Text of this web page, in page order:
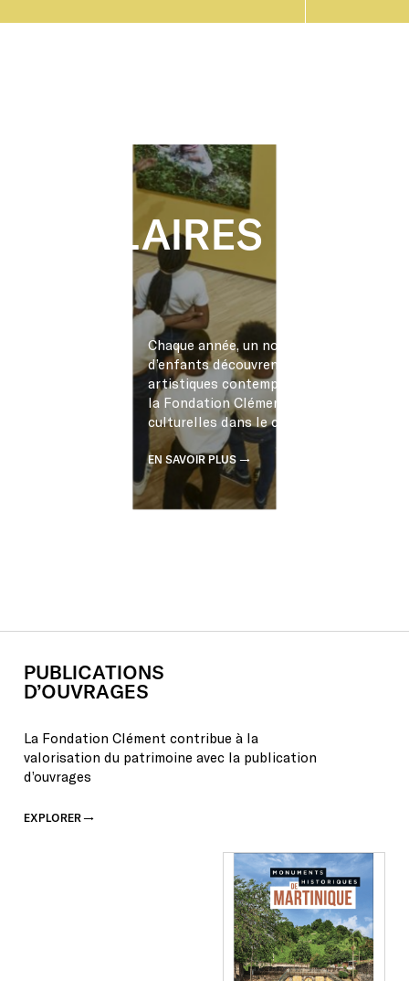
SCOLAIRES
Chaque année, un nombre croissant
d’enfants découvrent les pratiques
artistiques contemporaines grâce à
la Fondation Clément lors de visites
culturelles dans le cadre scolaire.
EN SAVOIR PLUS
PUBLICATIONS
D’OUVRAGES
La Fondation Clément contribue à la
valorisation du patrimoine avec la publication
d’ouvrages
EXPLORER